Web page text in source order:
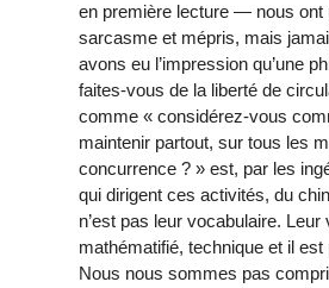
en première lecture — nous ont
sarcasme et mépris, mais
avons eu l’impression qu’une
faites-vous de la liberté de
comme « considérez-vous
maintenir partout, sur tous les
concurrence ? » est, par les
qui dirigent ces activités, du
n’est pas leur vocabulaire.
mathématifié, technique et il
Nous nous sommes pas